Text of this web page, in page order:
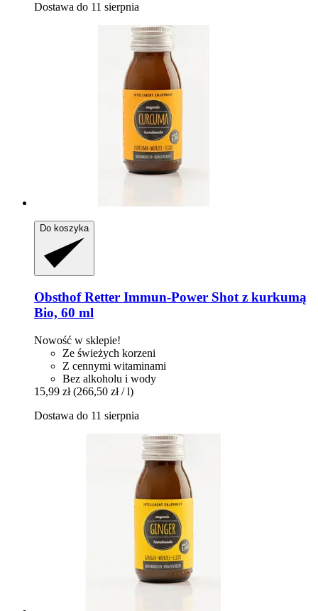
Dostawa do 11 sierpnia
Do koszyka
Obsthof Retter Immun-​Power Shot z kurkumą
Bio, 60 ml
Nowość w sklepie!
Ze świeżych korzeni
Z cennymi witaminami
Bez alkoholu i wody
15,99 zł (266,50 zł / l)
Dostawa do 11 sierpnia